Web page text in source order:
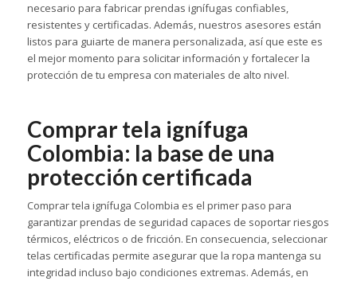
necesario para fabricar prendas ignífugas confiables,
resistentes y certificadas. Además, nuestros asesores están
listos para guiarte de manera personalizada, así que este es
el mejor momento para solicitar información y fortalecer la
protección de tu empresa con materiales de alto nivel.
Comprar tela ignífuga
Colombia: la base de una
protección certificada
Comprar tela ignífuga Colombia es el primer paso para
garantizar prendas de seguridad capaces de soportar riesgos
térmicos, eléctricos o de fricción. En consecuencia, seleccionar
telas certificadas permite asegurar que la ropa mantenga su
integridad incluso bajo condiciones extremas. Además, en